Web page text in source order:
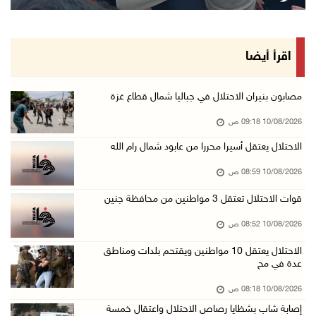
إصابة شاب بشظايا رصاص الاحتلال واعتقال خمسة م ...
حالة الطقس: استمرار تأثير الكتلة الهوائية شدي ...
الاحتلال يواصل عدوانه على غزة والضفة.. إصابات ...
"نقابة الصحفيين": 108 اعتداءات بحق الصحفيين ا ...
09/آب/2026 11:02 م
الاحتلال يقتحم بلدات عتيل وزيتا وباقة الشرقية ...
09/آب/2026 10:35 م
مستعمرون إرهابيون وقوات الاحتلال يقتحمون قرية ...
09/آب/2026 10:31 م
اقرأ أيضا
مصابون بنيران الاحتلال في جباليا شمال قطاع غزة
10/08/2026 09:18 ص
الاحتلال يعتقل أسيرا محررا من عابود شمال رام الله
10/08/2026 08:59 ص
قوات الاحتلال تعتقل 3 مواطنين من محافظة جنين
10/08/2026 08:52 ص
الاحتلال يعتقل 10 مواطنين ويقتحم بلدات ومناطق
عدة في مح
10/08/2026 08:18 ص
إصابة شاب بشظايا رصاص الاحتلال واعتقال خمسة